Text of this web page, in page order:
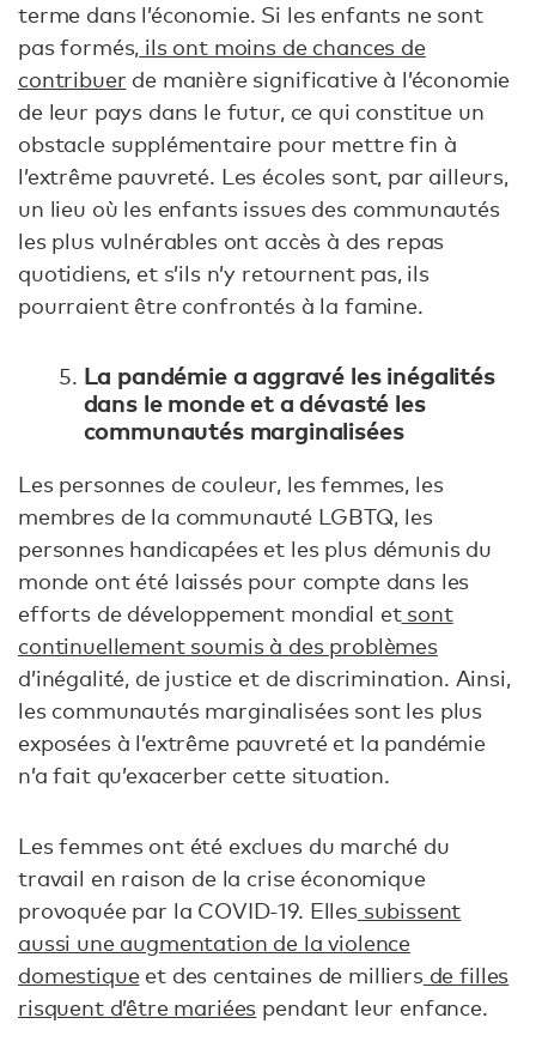
terme dans l’économie. Si les enfants ne sont
pas formés, ils ont moins de chances de
contribuer de manière significative à l’économie
de leur pays dans le futur, ce qui constitue un
obstacle supplémentaire pour mettre fin à
l’extrême pauvreté. Les écoles sont, par ailleurs,
un lieu où les enfants issues des communautés
les plus vulnérables ont accès à des repas
quotidiens, et s’ils n’y retournent pas, ils
pourraient être confrontés à la famine.
La pandémie a aggravé les inégalités
dans le monde et a dévasté les
communautés marginalisées
Les personnes de couleur, les femmes, les
membres de la communauté LGBTQ, les
personnes handicapées et les plus démunis du
monde ont été laissés pour compte dans les
efforts de développement mondial etsont
continuellement soumis à des problèmes
d’inégalité, de justice et de discrimination. Ainsi,
les communautés marginalisées sont les plus
exposées à l’extrême pauvreté et la pandémie
n’a fait qu’exacerber cette situation.
Les femmes ont été exclues du marché du
travail en raison de la crise économique
provoquée par la COVID-19. Ellessubissent
aussi une augmentation de la violence
domestiqueet des centaines de milliersde filles
risquent d’être mariées pendant leur enfance.